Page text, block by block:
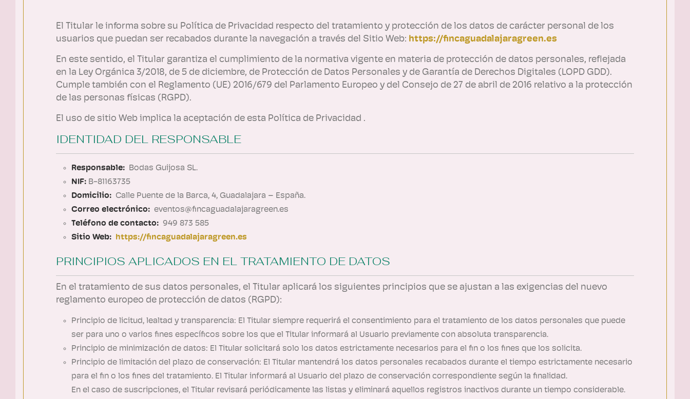
El Titular le informa sobre su Política de Privacidad respecto del tratamiento y protección de los datos de carácter personal de los
usuarios que puedan ser recabados durante la navegación a través del Sitio Web: https://fincaguadalajaragreen.es
En este sentido, el Titular garantiza el cumplimiento de la normativa vigente en materia de protección de datos personales, reflejada
en la Ley Orgánica 3/2018, de 5 de diciembre, de Protección de Datos Personales y de Garantía de Derechos Digitales (LOPD GDD).
Cumple también con el Reglamento (UE) 2016/679 del Parlamento Europeo y del Consejo de 27 de abril de 2016 relativo a la protección
de las personas físicas (RGPD).
El uso de sitio Web implica la aceptación de esta Política de Privacidad .
IDENTIDAD DEL RESPONSABLE
Responsable:Bodas Guijosa SL.
NIF:B-81163735
Domicilio:Calle Puente de la Barca, 4, Guadalajara – España.
Correo electrónico:eventos@fincaguadalajaragreen.es
Teléfono de contacto:949 873 585
Sitio Web: https://fincaguadalajaragreen.es
PRINCIPIOS APLICADOS EN EL TRATAMIENTO DE DATOS
En el tratamiento de sus datos personales, el Titular aplicará los siguientes principios que se ajustan a las exigencias del nuevo
reglamento europeo de protección de datos (RGPD):
Principio de licitud, lealtad y transparencia: El Titular siempre requerirá el consentimiento para el tratamiento de los datos personales que puede
ser para uno o varios fines específicos sobre los que el Titular informará al Usuario previamente con absoluta transparencia.
Principio de minimización de datos: El Titular solicitará solo los datos estrictamente necesarios para el fin o los fines que los solicita.
Principio de limitación del plazo de conservación: El Titular mantendrá los datos personales recabados durante el tiempo estrictamente necesario
para el fin o los fines del tratamiento. El Titular informará al Usuario del plazo de conservación correspondiente según la finalidad.
En el caso de suscripciones, el Titular revisará periódicamente las listas y eliminará aquellos registros inactivos durante un tiempo considerable.